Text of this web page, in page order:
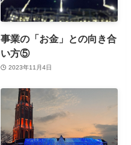
事業の「お金」との向き合
い方⑤
2023年11月4日